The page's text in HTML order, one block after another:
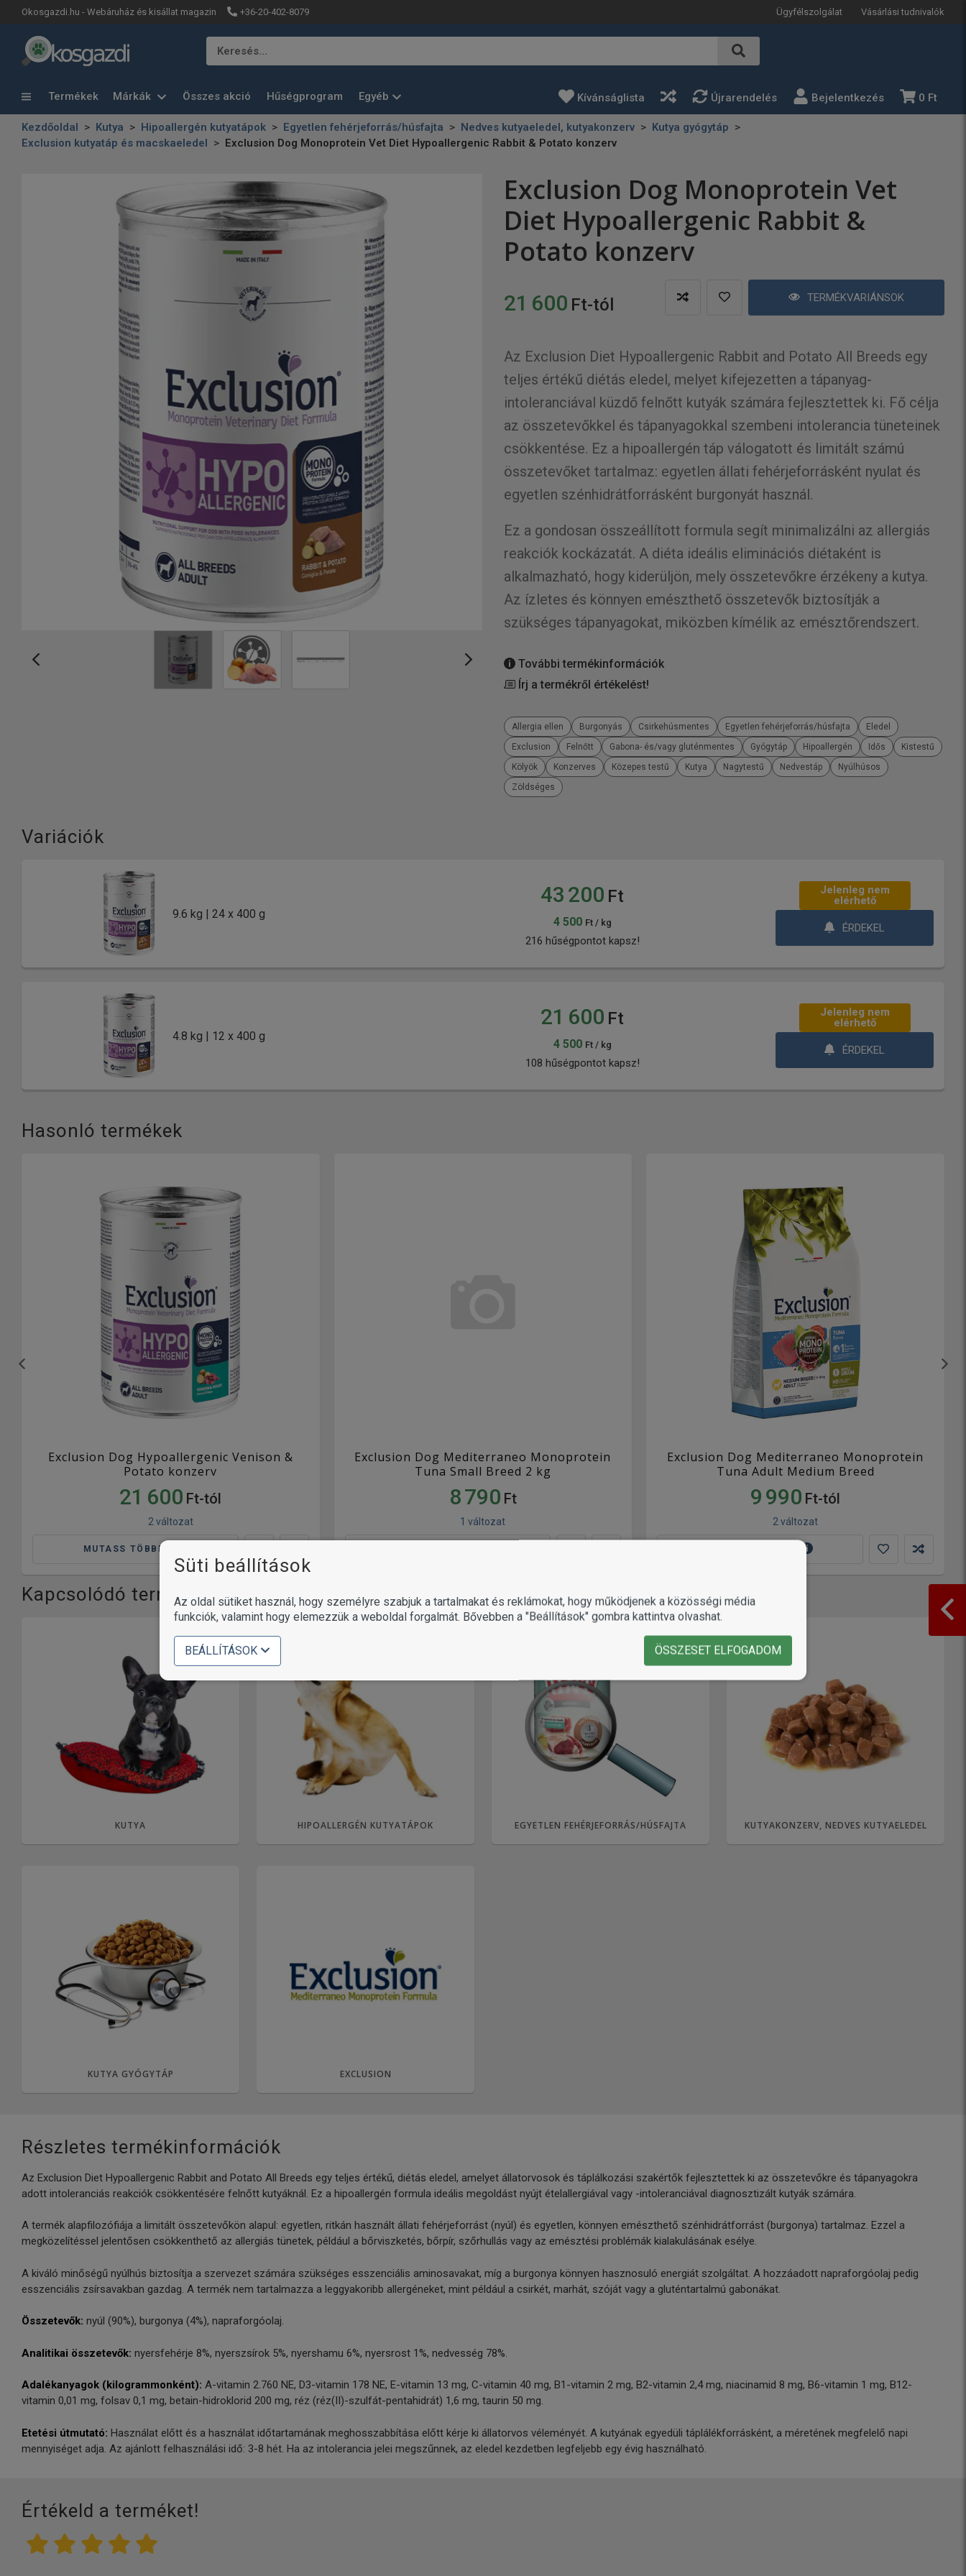
Okosgazdi.hu - Webáruház és kisállat magazin +36-20-402-8079 Ügyfélszolgálat Vásárlási tudnivalók
Keresés…
Termékek Márkák Összes akció Hűségprogram Egyéb Kívánságlista Újrarendelés Bejelentkezés 0 Ft
Kezdőoldal Kutya Hipoallergén kutyatápok Egyetlen fehérjeforrás/húsfajta Nedves kutyaeledel, kutyakonzerv
Kutya gyógytáp
Exclusion kutyatáp és macskaeledel
Exclusion Dog Monoprotein Vet Diet Hypoallergenic Rabbit & Potato konzerv
Exclusion Dog Monoprotein Vet
Diet Hypoallergenic Rabbit &
Potato konzerv
21 600 Ft-tól TERMÉKVARIÁNSOK
Az Exclusion Diet Hypoallergenic Rabbit and Potato All Breeds egy
teljes értékű diétás eledel, melyet kifejezetten a tápanyag-
intoleranciával küzdő felnőtt kutyák számára fejlesztettek ki. Fő célja
az összetevőkkel és tápanyagokkal szembeni intolerancia tüneteinek
csökkentése. Ez a hipoallergén táp válogatott és limitált számú
összetevőket tartalmaz: egyetlen állati fehérjeforrásként nyulat és
egyetlen szénhidrátforrásként burgonyát használ.
Ez a gondosan összeállított formula segít minimalizálni az allergiás
reakciók kockázatát. A diéta ideális eliminációs diétaként is
alkalmazható, hogy kiderüljön, mely összetevőkre érzékeny a kutya.
Az ízletes és könnyen emészthető összetevők biztosítják a
szükséges tápanyagokat, miközben kímélik az emésztőrendszert.
További termékinformációk
Írj a termékről értékelést!
Allergia ellen Burgonyás Csirkehúsmentes Egyetlen fehérjeforrás/húsfajta
Eledel
Exclusion
Felnőtt Gabona- és/vagy gluténmentes Gyógytáp Hipoallergén Idős
Kistestű
Kölyök
Konzerves Közepes testű Kutya Nagytestű Nedvestáp
Nyúlhúsos
Zöldséges
Variációk
9.6 kg | 24 x 400 g
43 200 Ft
4 500 Ft / kg
216 hűségpontot kapsz!
Jelenleg nem
elérhető
ÉRDEKEL
4.8 kg | 12 x 400 g
21 600 Ft
4 500 Ft / kg
108 hűségpontot kapsz!
Jelenleg nem
elérhető
ÉRDEKEL
Hasonló termékek
Exclusion Dog Hypoallergenic Venison &
Potato konzerv
21 600 Ft-tól
2 változat
MUTASS TÖBBET
Exclusion Dog Mediterraneo Monoprotein
Tuna Small Breed 2 kg
8 790 Ft
1 változat
Exclusion Dog Mediterraneo Monoprotein
Tuna Adult Medium Breed
9 990 Ft-tól
2 változat
Kapcsolódó termékkategóriák
KUTYA HIPOALLERGÉN KUTYATÁPOK EGYETLEN FEHÉRJEFORRÁS/HÚSFAJTA KUTYAKONZERV, NEDVES KUTYAELEDEL
KUTYA GYÓGYTÁP EXCLUSION
Részletes termékinformációk
Az Exclusion Diet Hypoallergenic Rabbit and Potato All Breeds egy teljes értékű, diétás eledel, amelyet állatorvosok és táplálkozási szakértők fejlesztettek ki az összetevőkre és tápanyagokra
adott intoleranciás reakciók csökkentésére felnőtt kutyáknál. Ez a hipoallergén formula ideális megoldást nyújt ételallergiával vagy -intoleranciával diagnosztizált kutyák számára.
A termék alapfilozófiája a limitált összetevőkön alapul: egyetlen, ritkán használt állati fehérjeforrást (nyúl) és egyetlen, könnyen emészthető szénhidrátforrást (burgonya) tartalmaz. Ezzel a
megközelítéssel jelentősen csökkenthető az allergiás tünetek, például a bőrviszketés, bőrpír, szőrhullás vagy az emésztési problémák kialakulásának esélye.
A kiváló minőségű nyúlhús biztosítja a szervezet számára szükséges esszenciális aminosavakat, míg a burgonya könnyen hasznosuló energiát szolgáltat. A hozzáadott napraforgóolaj pedig
esszenciális zsírsavakban gazdag. A termék nem tartalmazza a leggyakoribb allergéneket, mint például a csirkét, marhát, szóját vagy a gluténtartalmú gabonákat.
Összetevők: nyúl (90%), burgonya (4%), napraforgóolaj.
Analitikai összetevők: nyersfehérje 8%, nyerszsírok 5%, nyershamu 6%, nyersrost 1%, nedvesség 78%.
Adalékanyagok (kilogrammonként): A-vitamin 2.760 NE, D3-vitamin 178 NE, E-vitamin 13 mg, C-vitamin 40 mg, B1-vitamin 2 mg, B2-vitamin 2,4 mg, niacinamid 8 mg, B6-vitamin 1 mg, B12-
vitamin 0,01 mg, folsav 0,1 mg, betain-hidroklorid 200 mg, réz (réz(II)-szulfát-pentahidrát) 1,6 mg, taurin 50 mg.
Etetési útmutató: Használat előtt és a használat időtartamának meghosszabbítása előtt kérje ki állatorvos véleményét. A kutyának egyedüli táplálékforrásként, a méretének megfelelő napi
mennyiséget adja. Az ajánlott felhasználási idő: 3-8 hét. Ha az intolerancia jelei megszűnnek, az eledel kezdetben legfeljebb egy évig használható.
Értékeld a terméket!
Süti beállítások
Az oldal sütiket használ, hogy személyre szabjuk a tartalmakat és reklámokat, hogy működjenek a közösségi média
funkciók, valamint hogy elemezzük a weboldal forgalmát. Bővebben a "Beállítások" gombra kattintva olvashat.
BEÁLLÍTÁSOK ÖSSZESET ELFOGADOM